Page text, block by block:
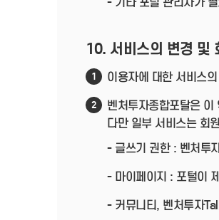
10. 서비스의 변경 및
1 이용자에 대한 서비스
2
벤처투자종합포탈은
다만 일부 서비스는 회
- 글쓰기 권한 : 벤처투
- 마이페이지 : 포털이
- 커뮤니티, 벤처투자